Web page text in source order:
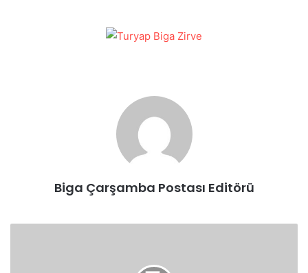
Biga Çarşamba Postası Editörü